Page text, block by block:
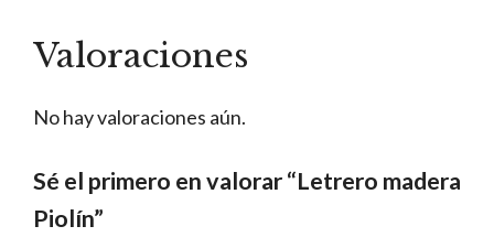
Valoraciones
No hay valoraciones aún.
Sé el primero en valorar “Letrero madera
Piolín”